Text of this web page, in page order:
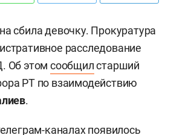
сбила девочку. Прокуратура
расследование
Об этомсообщилстарший
РТ по взаимодействию
.
каналах появилось